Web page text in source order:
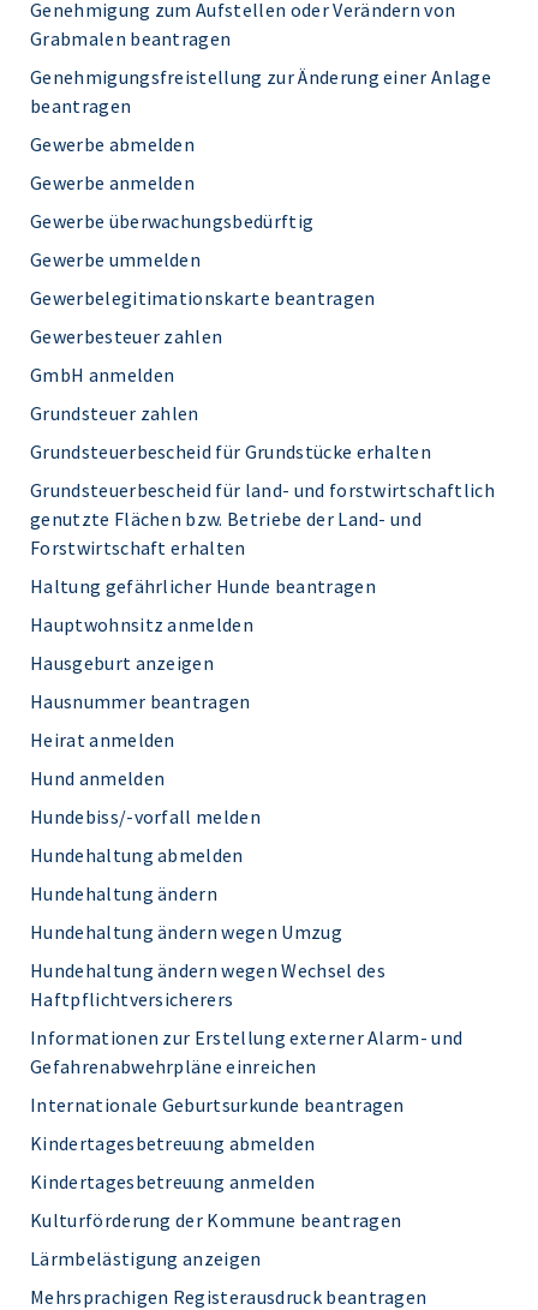
Genehmigung zum Aufstellen oder Verändern von
Grabmalen beantragen
Genehmigungsfreistellung zur Änderung einer Anlage
beantragen
Gewerbe abmelden
Gewerbe anmelden
Gewerbe überwachungsbedürftig
Gewerbe ummelden
Gewerbelegitimationskarte beantragen
Gewerbesteuer zahlen
GmbH anmelden
Grundsteuer zahlen
Grundsteuerbescheid für Grundstücke erhalten
Grundsteuerbescheid für land- und forstwirtschaftlich
genutzte Flächen bzw. Betriebe der Land- und
Forstwirtschaft erhalten
Haltung gefährlicher Hunde beantragen
Hauptwohnsitz anmelden
Hausgeburt anzeigen
Hausnummer beantragen
Heirat anmelden
Hund anmelden
Hundebiss/-vorfall melden
Hundehaltung abmelden
Hundehaltung ändern
Hundehaltung ändern wegen Umzug
Hundehaltung ändern wegen Wechsel des
Haftpflichtversicherers
Informationen zur Erstellung externer Alarm- und
Gefahrenabwehrpläne einreichen
Internationale Geburtsurkunde beantragen
Kindertagesbetreuung abmelden
Kindertagesbetreuung anmelden
Kulturförderung der Kommune beantragen
Lärmbelästigung anzeigen
Mehrsprachigen Registerausdruck beantragen